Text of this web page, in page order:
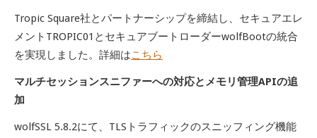
Tropic Square社とパートナーシップを締結し、セキュアエレ
メントTROPIC01とセキュアブートローダーwolfBootの統合
を実現しました。詳細はこちら
マルチセッションスニファーへの対応とメモリ管理APIの追
加
wolfSSL 5.8.2にて、TLSトラフィックのスニッフィング機能